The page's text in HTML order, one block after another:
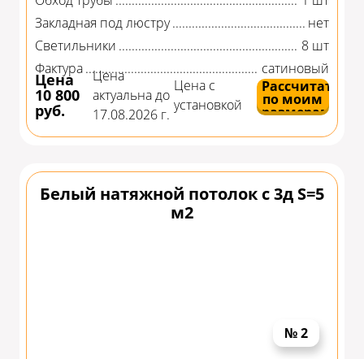
Закладная под люстру
нет
Светильники
8 шт
Фактура
сатиновый
Цена
10 800
руб.
Цена
актуальна до
17.08.2026 г.
Цена с
установкой
Рассчитать
по моим
размерам
Белый натяжной потолок с 3д S=5
м2
№ 2